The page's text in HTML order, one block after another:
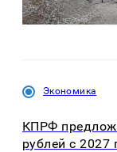
Экономика
КПРФ
рублей с 2027